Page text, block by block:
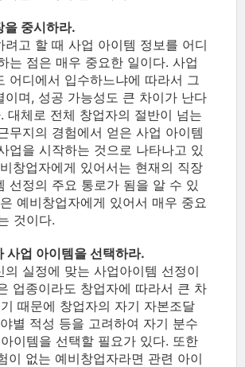
중시하라.
려고 할 때 사업 아이템 정보를 어디
는 점은 매우 중요한 일이다. 사업
어디에서 입수하느냐에 따라서 그
이며, 성공 가능성도 큰 차이가 난다
대체로 전체 창업자의 절반이 넘는
무지의 경험에서 얻은 사업 아이템
업을 시작하는 것으로 나타나고 있
창업자에게 있어서는 현재의 직장
선정의 주요 통로가 됨을 알 수 있
예비창업자에게 있어서 매우 중요
것이다.
사업 아이템을 선택하라.
의 실정에 맞는 사업아이템 선정이
업종이라도 창업자에 따라서 큰 차
때문에 창업자의 자기 자본조달
별 적성 등을 고려하여 자기 분수
이템을 선택할 필요가 있다. 또한
이 없는 예비창업자라면 관련 아이